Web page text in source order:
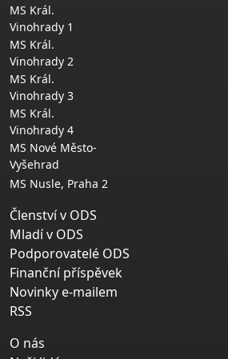
MS Král.
Vinohrady 1
MS Král.
Vinohrady 2
MS Král.
Vinohrady 3
MS Král.
Vinohrady 4
MS Nové Město-
Vyšehrad
MS Nusle, Praha 2
Členství v ODS
Mladí v ODS
Podporovatelé ODS
Finanční příspěvek
Novinky e-mailem
RSS
O nás